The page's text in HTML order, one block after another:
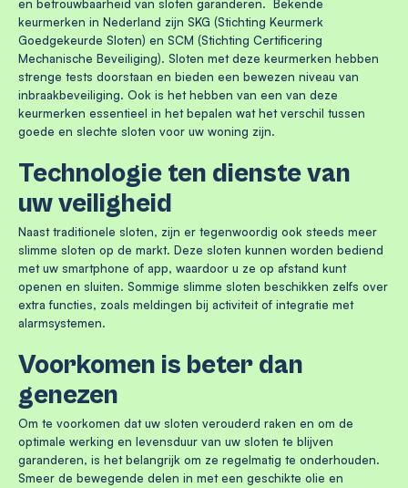
en betrouwbaarheid van sloten garanderen. Bekende
keurmerken in Nederland zijn SKG (Stichting Keurmerk
Goedgekeurde Sloten) en SCM (Stichting Certificering
Mechanische Beveiliging). Sloten met deze keurmerken hebben
strenge tests doorstaan en bieden een bewezen niveau van
inbraakbeveiliging. Ook is het hebben van een van deze
keurmerken essentieel in het bepalen wat het verschil tussen
goede en slechte sloten voor uw woning zijn.
Technologie ten dienste van
uw veiligheid
Naast traditionele sloten, zijn er tegenwoordig ook steeds meer
slimme sloten op de markt. Deze sloten kunnen worden bediend
met uw smartphone of app, waardoor u ze op afstand kunt
openen en sluiten. Sommige slimme sloten beschikken zelfs over
extra functies, zoals meldingen bij activiteit of integratie met
alarmsystemen.
Voorkomen is beter dan
genezen
Om te voorkomen dat uw sloten verouderd raken en om de
optimale werking en levensduur van uw sloten te blijven
garanderen, is het belangrijk om ze regelmatig te onderhouden.
Smeer de bewegende delen in met een geschikte olie en